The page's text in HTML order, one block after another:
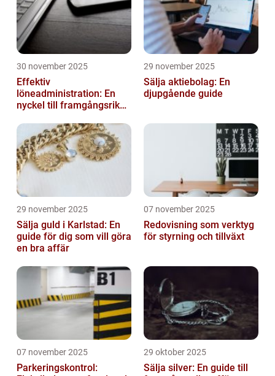
30 november 2025
Effektiv
löneadministration: En
nyckel till framgångsrika
29 november 2025
Sälja aktiebolag: En
djupgående guide
29 november 2025
Sälja guld i Karlstad: En
guide för dig som vill göra
en bra affär
07 november 2025
Redovisning som verktyg
för styrning och tillväxt
07 november 2025
Parkeringskontrol:
29 oktober 2025
Sälja silver: En guide till